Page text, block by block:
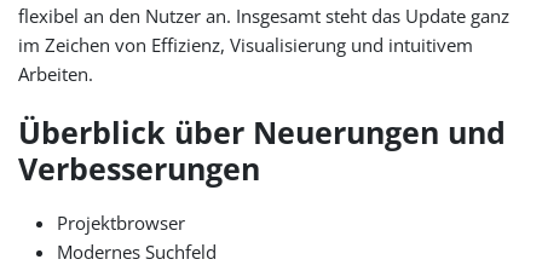
flexibel an den Nutzer an. Insgesamt steht das Update ganz
im Zeichen von Effizienz, Visualisierung und intuitivem
Arbeiten.
Überblick über Neuerungen und
Verbesserungen
Projektbrowser
Modernes Suchfeld